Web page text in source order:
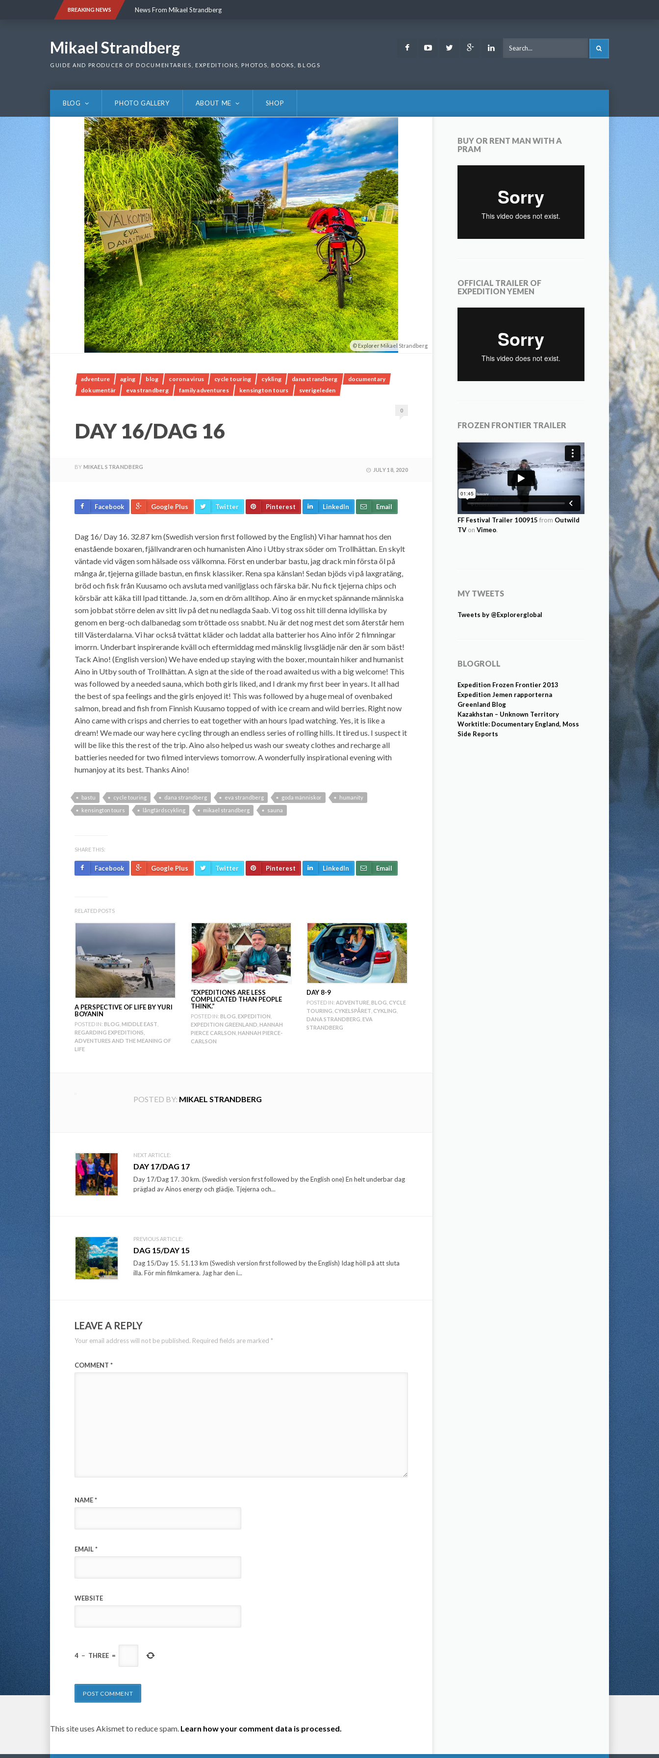
BREAKING NEWS News From Mikael Strandberg
Mikael Strandberg
GUIDE AND PRODUCER OF DOCUMENTARIES, EXPEDITIONS, PHOTOS, BOOKS, BLOGS
FacebookYoutubeTwitter Google LinkedIn
BLOG PHOTO GALLERY ABOUT ME SHOP
Explorer Mikael Strandberg
adventure aging blog corona virus cycle touring cykling dana strandberg
documentary
dokumentär
eva strandberg family adventures kensington tours sverigeleden
0
DAY 16/DAG 16
BY MIKAEL STRANDBERG JULY 18, 2020
Facebook Google Plus Twitter Pinterest LinkedIn Email
Dag 16/ Day 16. 32.87 km (Swedish version first followed by the English) Vi har hamnat hos den
enastående boxaren, fjällvandraren och humanisten Aino i Utby strax söder om Trollhättan. En skylt
väntade vid vägen som hälsade oss välkomna. Först en underbar bastu, jag drack min första öl på
många år, tjejerna gillade bastun, en finsk klassiker. Rena spa känslan! Sedan bjöds vi på laxgratäng,
bröd och fisk från Kuusamo och avsluta med vaniljglass och färska bär. Nu fick tjejerna chips och
körsbär att käka till Ipad tittande. Ja, som en dröm alltihop. Aino är en mycket spännande människa
som jobbat större delen av sitt liv på det nu nedlagda Saab. Vi tog oss hit till denna idylliska by
genom en berg-och dalbanedag som tröttade oss snabbt. Nu är det nog mest det som återstår hem
till Västerdalarna. Vi har också tvättat kläder och laddat alla batterier hos Aino inför 2 filmningar
imorrn. Underbart inspirerande kväll och eftermiddag med mänsklig livsglädje när den är som bäst!
Tack Aino! (English version) We have ended up staying with the boxer, mountain hiker and humanist
Aino in Utby south of Trollhättan. A sign at the side of the road awaited us with a big welcome! This
was followed by a needed sauna, which both girls liked, and I drank my first beer in years. It all had
the best of spa feelings and the girls enjoyed it! This was followed by a huge meal of ovenbaked
salmon, bread and fish from Finnish Kuusamo topped of with ice cream and wild berries. Right now
Aino came with crisps and cherries to eat together with an hours Ipad watching. Yes, it is like a
dream! We made our way here cycling through an endless series of rolling hills. It tired us. I suspect it
will be like this the rest of the trip. Aino also helped us wash our sweaty clothes and recharge all
battieries needed for two filmed interviews tomorrow. A wonderfully inspirational evening with
humanjoy at its best. Thanks Aino!
bastu cycle touring dana strandberg eva strandberg goda människor
humanity
kensington tours
långfärdscykling mikael strandberg sauna
SHARE THIS:
Facebook Google Plus Twitter Pinterest LinkedIn Email
RELATED POSTS
A PERSPECTIVE OF LIFE BY YURI
BOYANIN
POSTED IN: BLOG MIDDLE EAST
REGARDING EXPEDITIONS,
ADVENTURES AND THE MEANING OF
LIFE
“EXPEDITIONS ARE LESS
COMPLICATED THAN PEOPLE
THINK.”
POSTED IN: BLOG EXPEDITION
EXPEDITION GREENLAND HANNAH
PIERCE CARLSON HANNAH PIERCE-
CARLSON
DAY 8-9
POSTED IN: ADVENTURE BLOG CYCLE
TOURING CYKELSPÅRET CYKLING
DANA STRANDBERG EVA
STRANDBERG
POSTED BY: MIKAEL STRANDBERG
Post
navigation
NEXT ARTICLE:
DAY 17/DAG 17
Day 17/Dag 17. 30 km. (Swedish version first followed by the English one) En helt underbar dag
präglad av Ainos energy och glädje. Tjejerna och...
PREVIOUS ARTICLE:
DAG 15/DAY 15
Dag 15/Day 15. 51.13 km (Swedish version first followed by the English) Idag höll på att sluta
illa. För min filmkamera. Jag har den i...
LEAVE A REPLY
Your email address will not be published. Required fields are marked *
COMMENT *
NAME*
EMAIL*
WEBSITE
4 − THREE =
This site uses Akismet to reduce spam. Learn how your comment data is processed.
BUY OR RENT MAN WITH A
PRAM
OFFICIAL TRAILER OF
EXPEDITION YEMEN
FROZEN FRONTIER TRAILER
FF Festival Trailer 100915 from Outwild
TV on Vimeo.
MY TWEETS
Tweets by @Explorerglobal
BLOGROLL
Expedition Frozen Frontier 2013
Expedition Jemen rapporterna
Greenland Blog
Kazakhstan – Unknown Territory
Worktitle: Documentary England, Moss
Side Reports